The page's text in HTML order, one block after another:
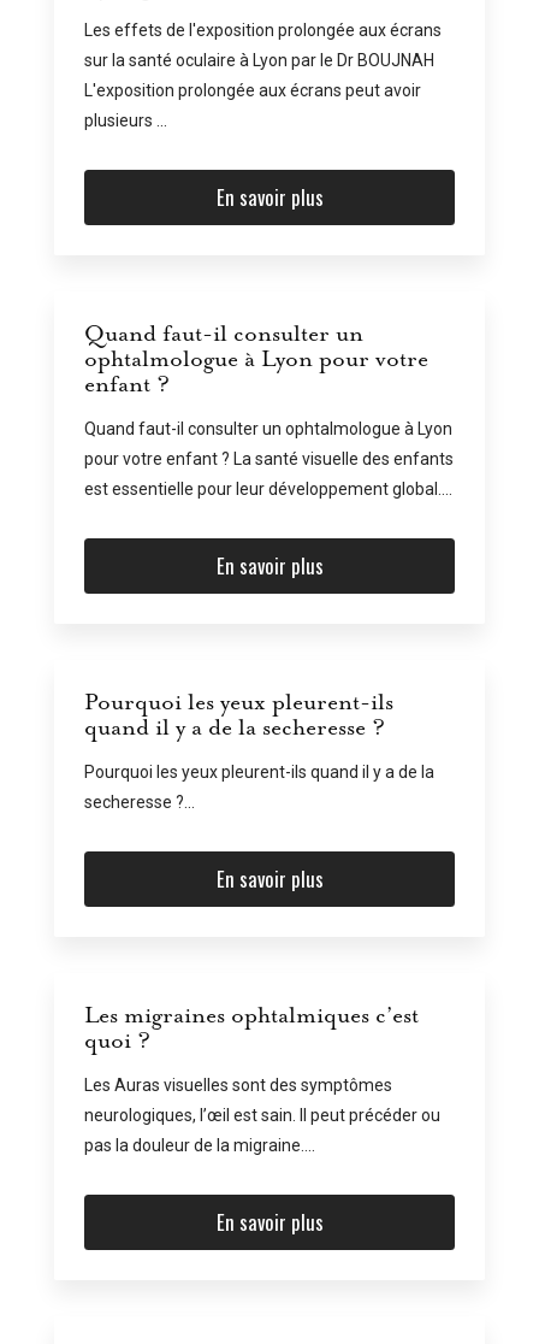
Les effets de l'exposition prolongée aux écrans
sur la santé oculaire à Lyon par le Dr BOUJNAH
L'exposition prolongée aux écrans peut avoir
plusieurs ...
En savoir plus
Quand faut-il consulter un
ophtalmologue à Lyon pour votre
enfant ?
Quand faut-il consulter un ophtalmologue à Lyon
pour votre enfant ? La santé visuelle des enfants
est essentielle pour leur développement global....
En savoir plus
Pourquoi les yeux pleurent-ils
quand il y a de la secheresse ?
Pourquoi les yeux pleurent-ils quand il y a de la
secheresse ?...
En savoir plus
Les migraines ophtalmiques c’est
quoi ?
Les Auras visuelles sont des symptômes
neurologiques, l’œil est sain. Il peut précéder ou
pas la douleur de la migraine....
En savoir plus